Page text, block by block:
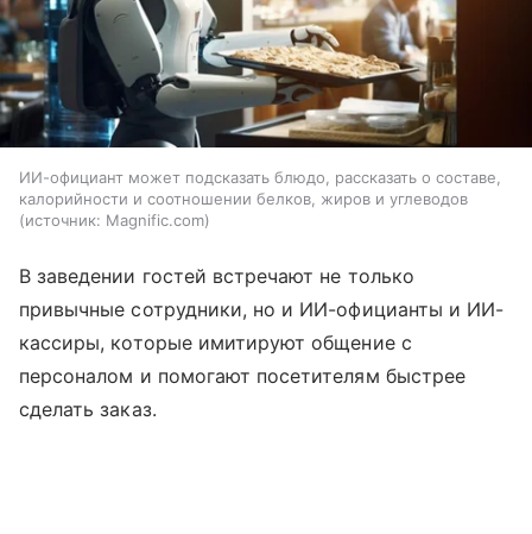
ИИ-официант может подсказать блюдо, рассказать о составе,
калорийности и соотношении белков, жиров и углеводов
источник: Magnific.com
В заведении гостей встречают не только
привычные сотрудники, но и ИИ-официанты и ИИ-
кассиры, которые имитируют общение с
персоналом и помогают посетителям быстрее
сделать заказ.